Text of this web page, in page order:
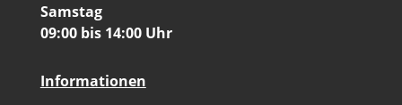
Samstag
09:00 bis 14:00 Uhr
Informationen